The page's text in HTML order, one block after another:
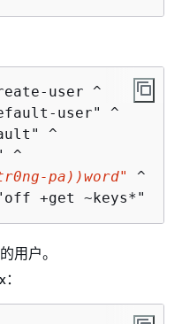
user ^
user" ^
^
^
pa))word"
^
+get ~keys*"
用户。